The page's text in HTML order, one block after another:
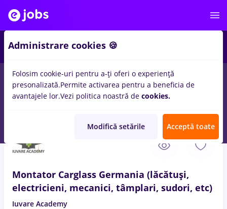
Salarii Full time Part time Fără experiență
Montator Carglass Germania (lăcătuși,
electricieni, mecanici, tâmplari, sudori, etc)
Iuvare Academy
Administrare cookies 🍪
Folosim cookie-uri pentru a-ți oferi o experiență
presonalizată.Permite activarea pentru a beneficia de
avantajele lor.Vezi politica noastră de cookies.
Modifică setările Acceptă toate